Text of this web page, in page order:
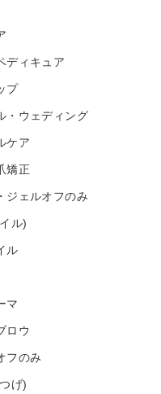
ディキュア
プ
・ウェディング
ケア
矯正
ジェルオフのみ
ル)
ル
マ
ロウ
フのみ
げ)